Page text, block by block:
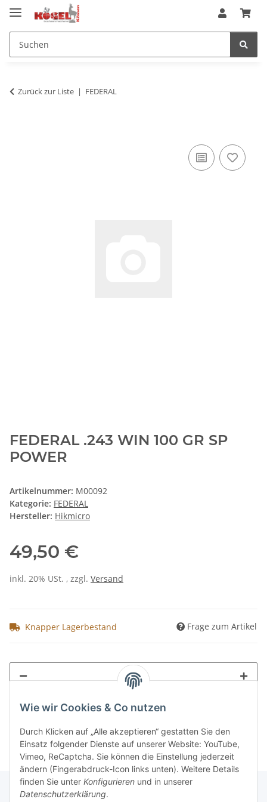
Wie wir Cookies & Co nutzen
Durch Klicken auf „Alle akzeptieren“ gestatten Sie den
Einsatz folgender Dienste auf unserer Website: YouTube,
Vimeo, ReCaptcha. Sie können die Einstellung jederzeit
ändern (Fingerabdruck-Icon links unten). Weitere Details
finden Sie unter Konfigurieren und in unserer
Datenschutzerklärung.
Zurück zur Liste FEDERAL
FEDERAL .243 WIN 100 GR SP
POWER
Artikelnummer: M00092
Kategorie: FEDERAL
Hersteller: Hikmicro
49,50 €
inkl. 20% USt. , zzgl. Versand
Knapper Lagerbestand Frage zum Artikel